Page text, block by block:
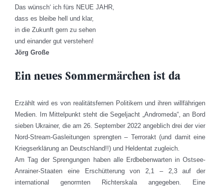
Das wünsch‘ ich fürs NEUE JAHR,
dass es bleibe hell und klar,
in die Zukunft gern zu sehen
und einander gut verstehen!
Jörg Große
Ein neues Sommermärchen ist da
Erzählt wird es von realitätsfernen Politikern und ihren willfährigen
Medien. Im Mittelpunkt steht die Segeljacht „Andromeda“, an Bord
sieben Ukrainer, die am 26. September 2022 angeblich drei der vier
Nord-Stream-Gasleitungen sprengten – Terrorakt (und damit eine
Kriegserklärung an Deutschland!!) und Heldentat zugleich.
Am Tag der Sprengungen haben alle Erdbebenwarten in Ostsee-
Anrainer-Staaten eine Erschütterung von 2,1 – 2,3 auf der
international genormten Richterskala angegeben. Eine